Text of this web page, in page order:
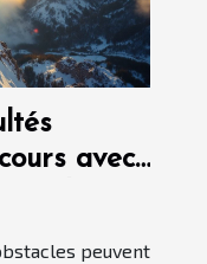
avec
peuvent